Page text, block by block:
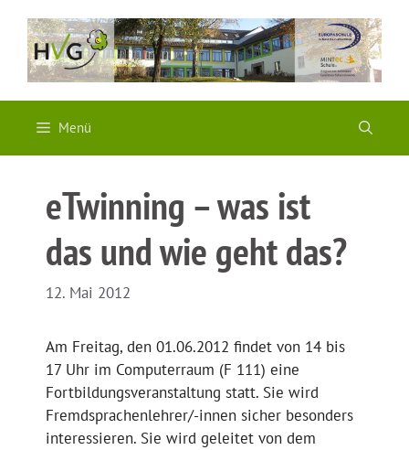
Inhalt
springen
Menü
eTwinning – was ist
das und wie geht das?
12. Mai 2012
Am Freitag, den 01.06.2012 findet von 14 bis
17 Uhr im Computerraum (F 111) eine
Fortbildungsveranstaltung statt. Sie wird
Fremdsprachenlehrer/-innen sicher besonders
interessieren. Sie wird geleitet von dem